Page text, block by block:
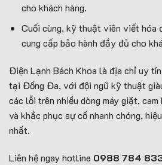
cho khách hàng.
Cuối cùng, kỹ thuật viên viết hóa
cung cấp bảo hành đầy đủ cho
Điện Lạnh Bách Khoa là địa chỉ uy
tại Đống Đa, với đội ngũ kỹ thuật
các lỗi trên nhiều dòng máy giặt,
và khắc phục sự cố nhanh chóng,
nhất.
Liên hệ ngay hotline 0988 784